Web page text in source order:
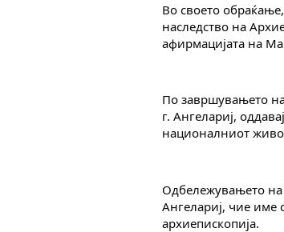
Во своето
наследство на
афирмацијата на
По завршувањето
г. Ангелариј,
националниот
Одбележувањето на
Ангелариј, чие име
архиепископија.